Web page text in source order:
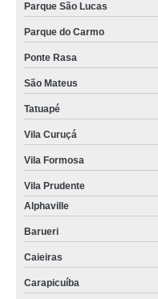
Parque São Lucas
Parque do Carmo
Ponte Rasa
São Mateus
Tatuapé
Vila Curuçá
Vila Formosa
Vila Prudente
Alphaville
Barueri
Caieiras
Carapicuíba